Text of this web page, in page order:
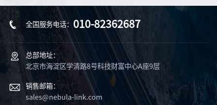
全国服务电话： 010-82362687
总部地址：
北京市海淀区学清路8号科技财富中心A座9层
销售邮箱：
sales@nebula-link.com